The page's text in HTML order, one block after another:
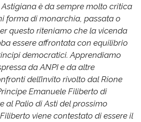
è da sempre molto critica
forma di monarchia, passata o
questo riteniamo che la vicenda
essere affrontata con equilibrio
democratici.Apprendiamo
da ANPI e da altre
dell’invito rivolto dal Rione
Emanuele Filiberto di
al Palio di Asti del prossimo
viene contestato di essere il